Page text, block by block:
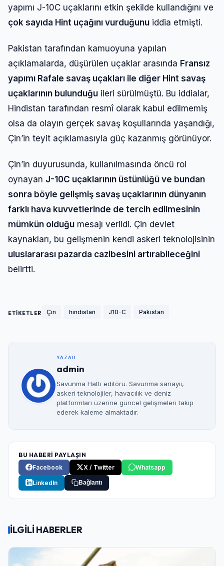
yapımı J-10C uçaklarını etkin şekilde kullandığını ve
çok sayıda Hint uçağını vurduğunu iddia etmişti.
Pakistan tarafından kamuoyuna yapılan
açıklamalarda, düşürülen uçaklar arasında Fransız
yapımı Rafale savaş uçakları ile diğer Hint savaş
uçaklarının bulunduğu ileri sürülmüştü. Bu iddialar,
Hindistan tarafından resmî olarak kabul edilmemiş
olsa da olayın gerçek savaş koşullarında yaşandığı,
Çin’in teyit açıklamasıyla güç kazanmış görünüyor.
Çin’in duyurusunda, kullanılmasında öncü rol
oynayan J-10C uçaklarının üstünlüğü ve bundan
sonra böyle gelişmiş savaş uçaklarının dünyanın
farklı hava kuvvetlerinde de tercih edilmesinin
mümkün olduğu mesajı verildi. Çin devlet
kaynakları, bu gelişmenin kendi askeri teknolojisinin
uluslararası pazarda cazibesini artırabileceğini
belirtti.
ETİKETLER Çin hindistan J10-C Pakistan
YAZAR
admin
Savunma Hattı editörü. Savunma sanayii,
askeri teknolojiler, havacılık ve deniz
platformları üzerine güncel gelişmeleri takip
ederek kaleme almaktadır.
BU HABERİ PAYLAŞIN
Facebook
X / Twitter Whatsapp
LinkedIn Bağlantı
İLGİLİ HABERLER